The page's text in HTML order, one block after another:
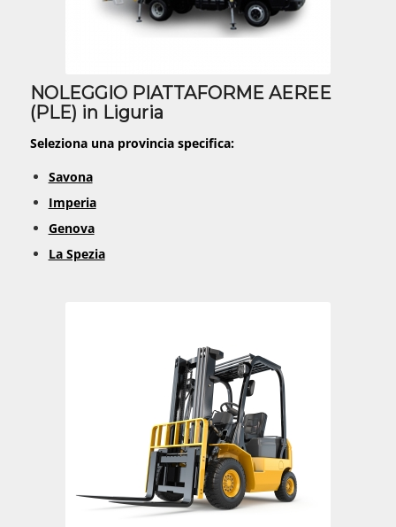
NOLEGGIO PIATTAFORME AEREE
(PLE) in Liguria
Seleziona una provincia specifica:
Savona
Imperia
Genova
La Spezia